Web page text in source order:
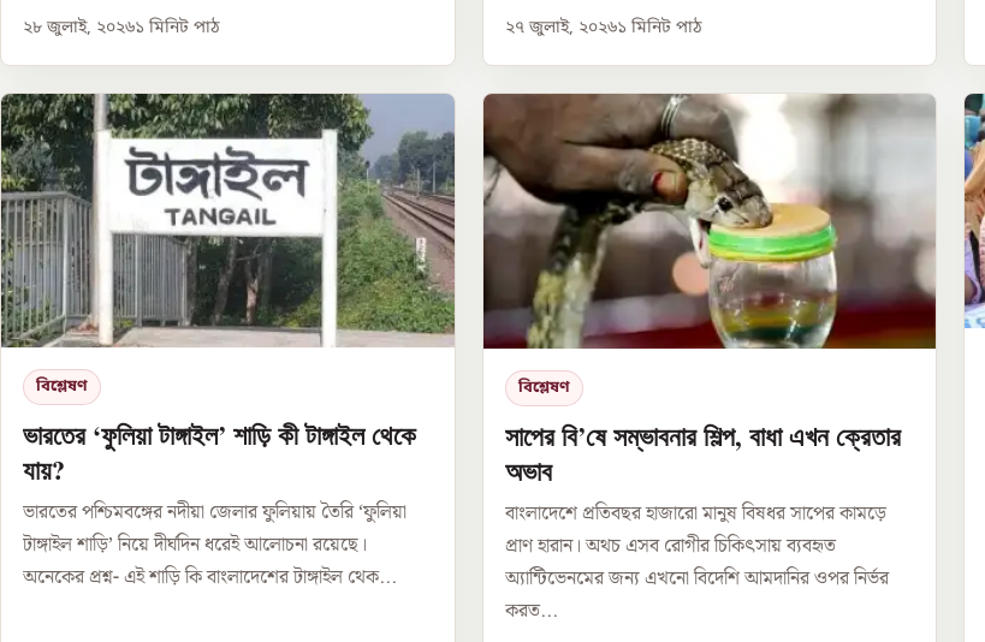
২৮ জুলাই, ২০২৬১ মিনিট পাঠ ২৭ জুলাই, ২০২৬১ মিনিট পাঠ
বিশ্লেষণ
ভারতের ‘ফুলিয়া টাঙ্গাইল’ শাড়ি কী টাঙ্গাইল থেকে
যায়?
ভারতের পশ্চিমবঙ্গের নদীয়া জেলার ফুলিয়ায় তৈরি ‘ফুলিয়া
টাঙ্গাইল শাড়ি’ নিয়ে দীর্ঘদিন ধরেই আলোচনা রয়েছে।
অনেকের প্রশ্ন- এই শাড়ি কি বাংলাদেশের টাঙ্গাইল থেক...
বিশ্লেষণ
সাপের বি’ষে সম্ভাবনার শিল্প, বাধা এখন ক্রেতার
অভাব
বাংলাদেশে প্রতিবছর হাজারো মানুষ বিষধর সাপের কামড়ে
প্রাণ হারান। অথচ এসব রোগীর চিকিৎসায় ব্যবহৃত
অ্যান্টিভেনমের জন্য এখনো বিদেশি আমদানির ওপর নির্ভর
করত...